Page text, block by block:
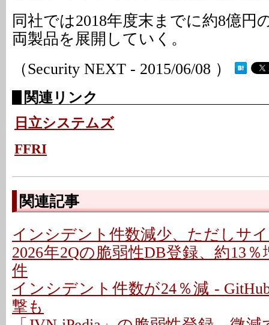
同社では2018年度末までに約8億円
両製品を展開していく。
（Security NEXT - 2015/06/08 ）
関連リンク
日立システムズ
FFRI
関連記事
インシデント件数減少、ただしサ
2026年2Qの脆弱性DB登録、約13％
件
インシデント件数が24％減 -
撃も